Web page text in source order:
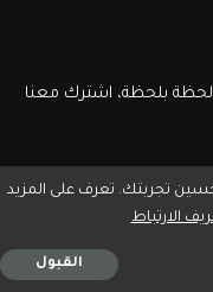
لحظة بلحظة، اشترك معنا
تجربتك. تعرف على المزيد
الارتباط
القبول